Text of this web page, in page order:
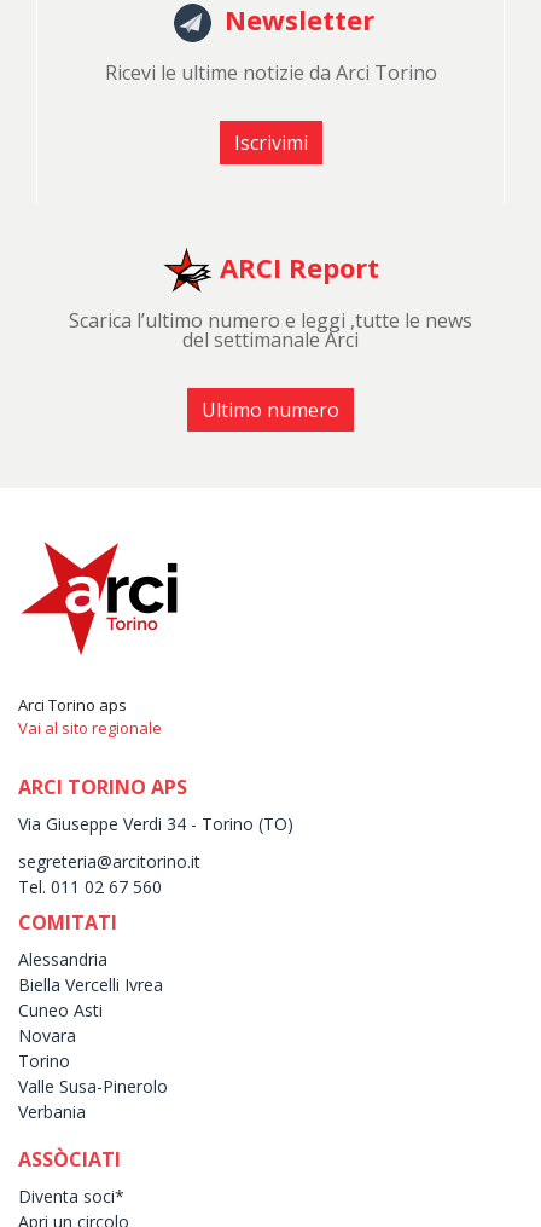
Newsletter
Ricevi le ultime notizie da Arci Torino
Iscrivimi
ARCI Report
Scarica l’ultimo numero e leggi ,tutte le news
del settimanale Arci
Ultimo numero
Arci Torino aps
Vai al sito regionale
ARCI TORINO APS
Via Giuseppe Verdi 34 - Torino (TO)
segreteria@arcitorino.it
Tel. 011 02 67 560
COMITATI
Alessandria
Biella Vercelli Ivrea
Cuneo Asti
Novara
Torino
Valle Susa-Pinerolo
Verbania
ASSÒCIATI
Diventa soci*
Apri un circolo